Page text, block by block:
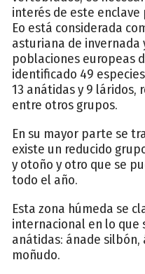
interés de este
Eo está considerada
asturiana de invernada
poblaciones europeas
identificado 49
13 anátidas y 9
entre otros grupos.
En su mayor parte se
existe un reducido
y otoño y otro que se
todo el año.
Esta zona húmeda se
internacional en lo que
anátidas: ánade
moñudo.